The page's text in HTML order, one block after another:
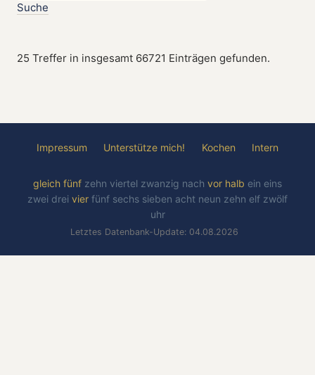
Suche
25 Treffer in insgesamt 66721 Einträgen gefunden.
Impressum Unterstütze mich! Kochen Intern
gleich fünf zehn viertel zwanzig nach vor halb ein eins
zwei drei vier fünf sechs sieben acht neun zehn elf zwölf
uhr
Letztes Datenbank-Update: 04.08.2026